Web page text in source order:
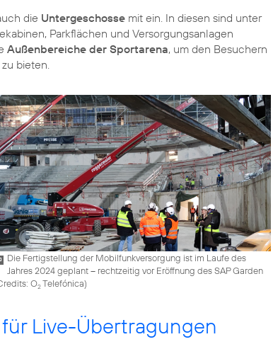
die Untergeschosse mit ein. In diesen sind unter
Parkflächen und Versorgungsanlagen
Außenbereiche der Sportarena, um den Besuchern
zu bieten.
Die Fertigstellung der Mobilfunkversorgung ist im Laufe des
Jahres 2024 geplant – rechtzeitig vor Eröffnung des SAP Garden
O2Telefónica)
Live-Übertragungen